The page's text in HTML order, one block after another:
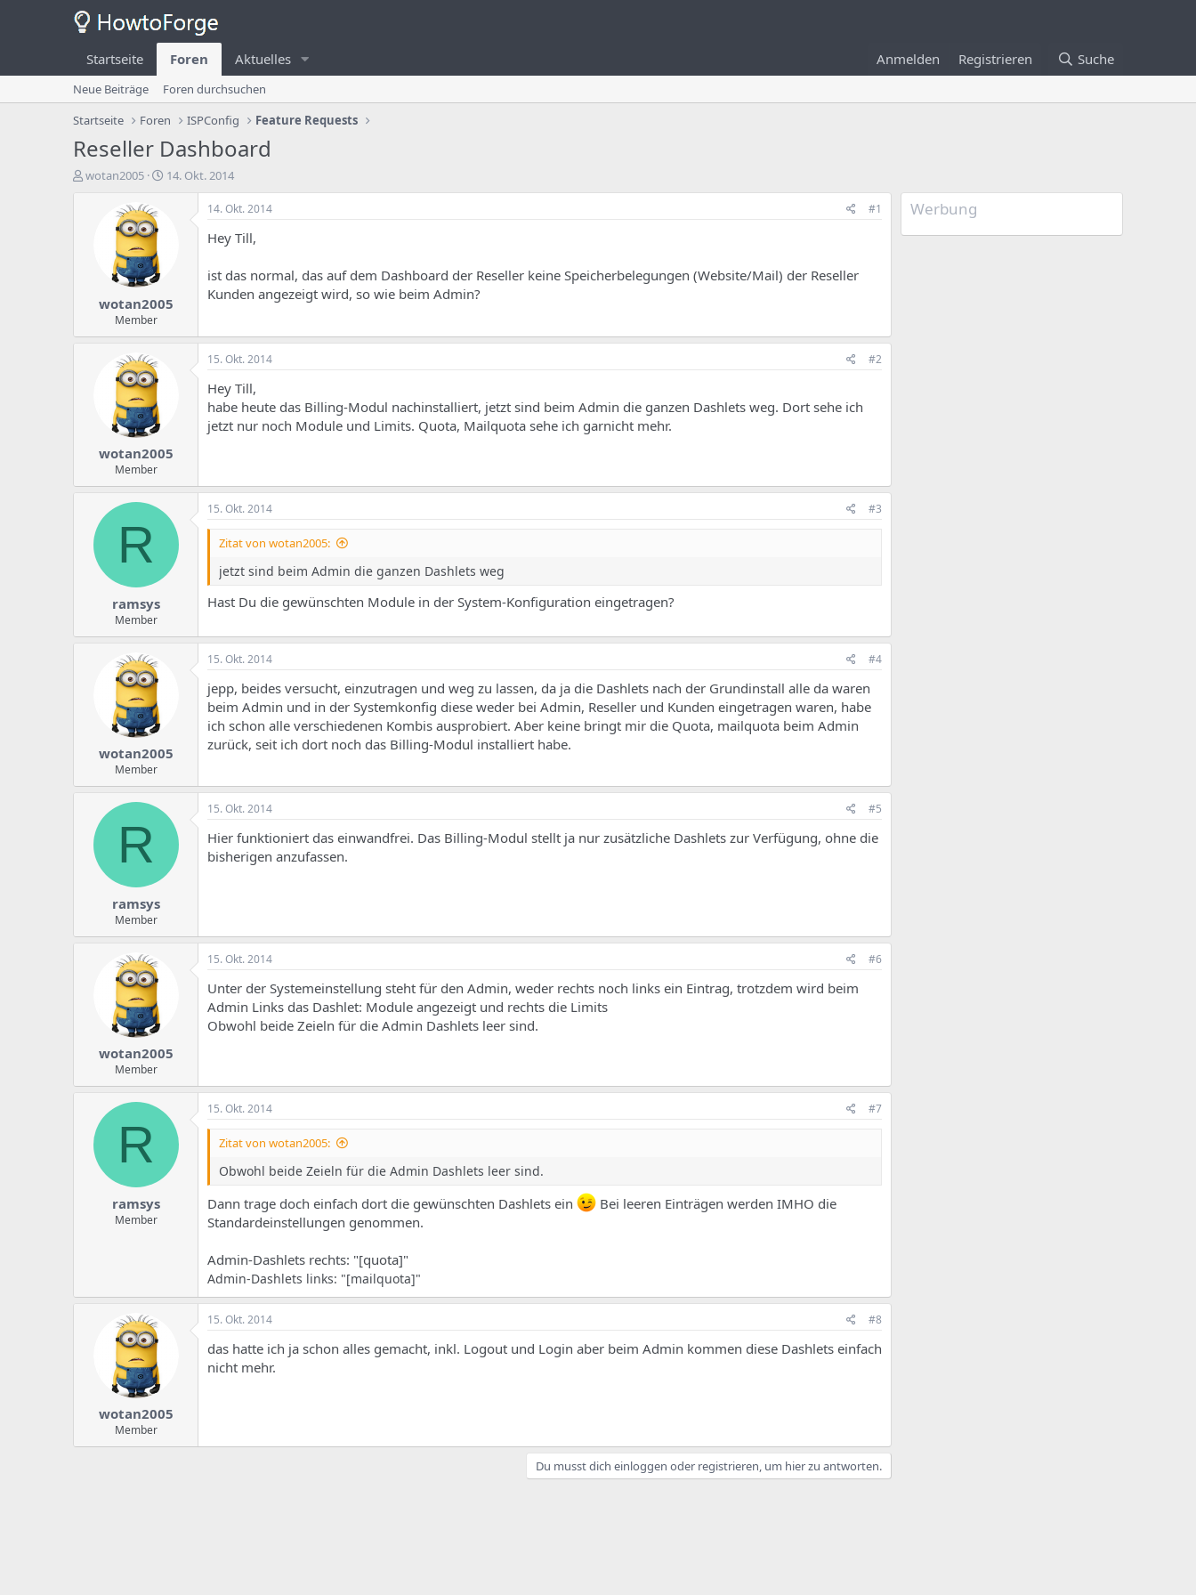
Startseite Foren Aktuelles Anmelden Registrieren Suche
Neue Beiträge
Foren durchsuchen
Startseite
Foren ISPConfig Feature Requests
Reseller Dashboard
E
e
wotan2005
E
n
s
14. Okt. 2014
wotan2005
Member
14. Okt. 2014 #1
Hey Till,
ist das normal, das auf dem Dashboard der Reseller keine Speicherbelegungen (Website/Mail) der Reseller
Kunden angezeigt wird, so wie beim Admin?
wotan2005
Member
15. Okt. 2014 #2
Hey Till,
habe heute das Billing-Modul nachinstalliert, jetzt sind beim Admin die ganzen Dashlets weg. Dort sehe ich
jetzt nur noch Module und Limits. Quota, Mailquota sehe ich garnicht mehr.
R
ramsys
Member
15. Okt. 2014 #3
Zitat von wotan2005:
jetzt sind beim Admin die ganzen Dashlets weg
Hast Du die gewünschten Module in der System-Konfiguration eingetragen?
wotan2005
Member
15. Okt. 2014 #4
jepp, beides versucht, einzutragen und weg zu lassen, da ja die Dashlets nach der Grundinstall alle da waren
beim Admin und in der Systemkonfig diese weder bei Admin, Reseller und Kunden eingetragen waren, habe
ich schon alle verschiedenen Kombis ausprobiert. Aber keine bringt mir die Quota, mailquota beim Admin
zurück, seit ich dort noch das Billing-Modul installiert habe.
R
ramsys
Member
15. Okt. 2014 #5
Hier funktioniert das einwandfrei. Das Billing-Modul stellt ja nur zusätzliche Dashlets zur Verfügung, ohne die
bisherigen anzufassen.
wotan2005
Member
15. Okt. 2014 #6
Unter der Systemeinstellung steht für den Admin, weder rechts noch links ein Eintrag, trotzdem wird beim
Admin Links das Dashlet: Module angezeigt und rechts die Limits
Obwohl beide Zeieln für die Admin Dashlets leer sind.
R
ramsys
Member
15. Okt. 2014 #7
Zitat von wotan2005:
Obwohl beide Zeieln für die Admin Dashlets leer sind.
Dann trage doch einfach dort die gewünschten Dashlets ein
Bei leeren Einträgen werden IMHO die
Standardeinstellungen genommen.
Admin-Dashlets rechts: "[quota]"
Admin-Dashlets links: "[mailquota]"
wotan2005
Member
15. Okt. 2014 #8
das hatte ich ja schon alles gemacht, inkl. Logout und Login aber beim Admin kommen diese Dashlets einfach
nicht mehr.
Du musst dich einloggen oder registrieren, um hier zu antworten.
Werbung